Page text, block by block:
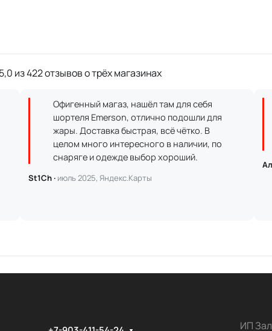
из 422 отзывов о трёх магазинах
Офигенный магаз, нашёл там для себя
шортеля Emerson, отлично подошли для
жары. Доставка быстрая, всё чётко. В
целом много интересного в наличии, по
снаряге и одежде выбор хороший.
St1Ch · июль 2025, Яндекс.Карты
ИП